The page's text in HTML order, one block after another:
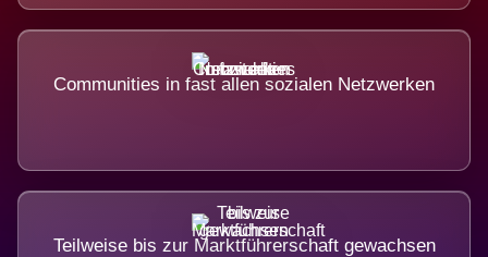
Communities in fast allen sozialen Netzwerken
Teilweise bis zur Marktführerschaft gewachsen